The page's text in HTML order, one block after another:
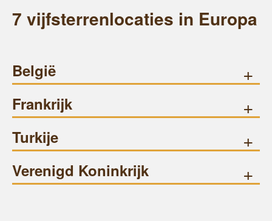
7 vijfsterrenlocaties in Europa
België +
Frankrijk +
Turkije +
Verenigd Koninkrijk +